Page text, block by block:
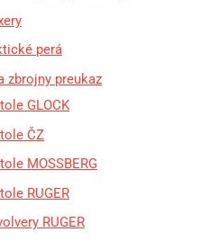
perá
zbrojny preukaz
GLOCK
ČZ
MOSSBERG
RUGER
RUGER